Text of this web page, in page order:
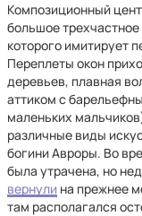
Композиционный
большое
которого имитирует
Переплеты окон
деревьев, плавная
аттиком c
маленьких
различные виды
богини Авроры. Во
была утрачена, но
вернули на прежнее
там располагался